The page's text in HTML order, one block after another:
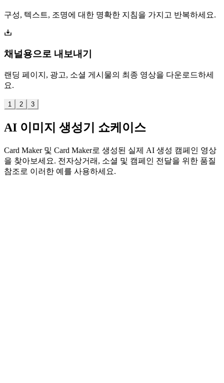
구성, 텍스트, 조명에 대한 명확한 지침을 가지고 반복하세요.
채널용으로 내보내기
랜딩 페이지, 광고, 소셜 게시물의 최종 영상을 다운로드하세
요.
1 2 3
AI 이미지 생성기 쇼케이스
Card Maker 및 Card Maker로 생성된 실제 AI 생성 캠페인 영상
을 찾아보세요. 전자상거래, 소셜 및 캠페인 전달을 위한 품질
참조로 이러한 예를 사용하세요.